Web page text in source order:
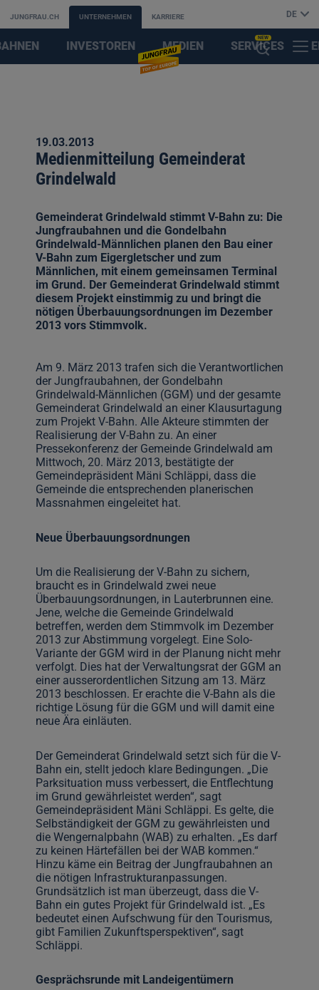
JUNGFRAU.CH UNTERNEHMEN KARRIERE DE
INVESTOREN MEDIEN SERVICES
NEW
19.03.2013
Medienmitteilung Gemeinderat
Grindelwald
Gemeinderat Grindelwald stimmt V-Bahn zu: Die
Jungfraubahnen und die Gondelbahn
Grindelwald-Männlichen planen den Bau einer
V-Bahn zum Eigergletscher und zum
Männlichen, mit einem gemeinsamen Terminal
im Grund. Der Gemeinderat Grindelwald stimmt
diesem Projekt einstimmig zu und bringt die
nötigen Überbauungsordnungen im Dezember
2013 vors Stimmvolk.
Am 9. März 2013 trafen sich die Verantwortlichen
der Jungfraubahnen, der Gondelbahn
Grindelwald-Männlichen (GGM) und der gesamte
Gemeinderat Grindelwald an einer Klausurtagung
zum Projekt V-Bahn. Alle Akteure stimmten der
Realisierung der V-Bahn zu. An einer
Pressekonferenz der Gemeinde Grindelwald am
Mittwoch, 20. März 2013, bestätigte der
Gemeindepräsident Mäni Schläppi, dass die
Gemeinde die entsprechenden planerischen
Massnahmen eingeleitet hat.
Neue Überbauungsordnungen
Um die Realisierung der V-Bahn zu sichern,
braucht es in Grindelwald zwei neue
Überbauungsordnungen, in Lauterbrunnen eine.
Jene, welche die Gemeinde Grindelwald
betreffen, werden dem Stimmvolk im Dezember
2013 zur Abstimmung vorgelegt. Eine Solo-
Variante der GGM wird in der Planung nicht mehr
verfolgt. Dies hat der Verwaltungsrat der GGM an
einer ausserordentlichen Sitzung am 13. März
2013 beschlossen. Er erachte die V-Bahn als die
richtige Lösung für die GGM und will damit eine
neue Ära einläuten.
Der Gemeinderat Grindelwald setzt sich für die V-
Bahn ein, stellt jedoch klare Bedingungen. „Die
Parksituation muss verbessert, die Entflechtung
im Grund gewährleistet werden“, sagt
Gemeindepräsident Mäni Schläppi. Es gelte, die
Selbständigkeit der GGM zu gewährleisten und
die Wengernalpbahn (WAB) zu erhalten. „Es darf
zu keinen Härtefällen bei der WAB kommen.“
Hinzu käme ein Beitrag der Jungfraubahnen an
die nötigen Infrastrukturanpassungen.
Grundsätzlich ist man überzeugt, dass die V-
Bahn ein gutes Projekt für Grindelwald ist. „Es
bedeutet einen Aufschwung für den Tourismus,
gibt Familien Zukunftsperspektiven“, sagt
Schläppi.
Gesprächsrunde mit Landeigentümern